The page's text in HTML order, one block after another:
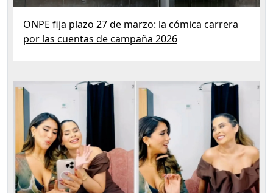
ONPE fija plazo 27 de marzo: la cómica carrera
por las cuentas de campaña 2026